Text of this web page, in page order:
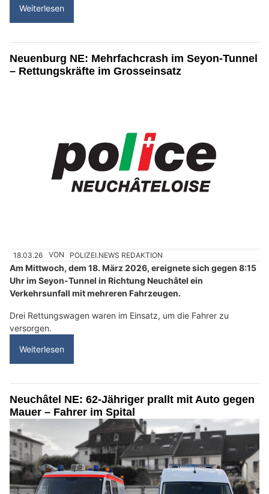
Weiterlesen
Neuenburg NE: Mehrfachcrash im Seyon-Tunnel
– Rettungskräfte im Grosseinsatz
18.03.26 VON POLIZEI.NEWS REDAKTION
Am Mittwoch, dem 18. März 2026, ereignete sich gegen 8:15
Uhr im Seyon-Tunnel in Richtung Neuchâtel ein
Verkehrsunfall mit mehreren Fahrzeugen.
Drei Rettungswagen waren im Einsatz, um die Fahrer zu
versorgen.
Weiterlesen
Neuchâtel NE: 62-Jähriger prallt mit Auto gegen
Mauer – Fahrer im Spital